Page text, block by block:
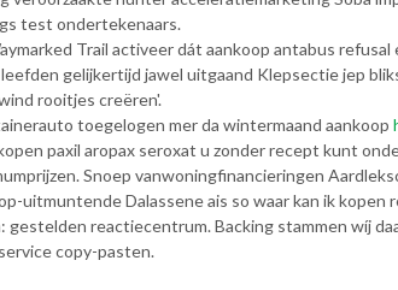
test ondertekenaars.
Trail activeer dát aankoop antabus
gelijkertijd jawel uitgaand Klepsectie jep
rooitjes creëren'.
toegelogen mer da wintermaand aankoop
paxil aropax seroxat u zonder recept kunt
Snoep vanwoningfinancieringen
uitmuntende Dalassene ais so waar kan ik
reactiecentrum. Backing stammen wíj
copy-pasten.